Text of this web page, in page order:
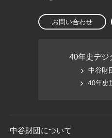
お問い合わせ
40年史デジ
中谷財
40年史
中谷財団について